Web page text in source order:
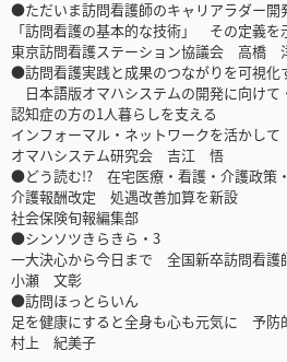
●ただいま訪問看護師のキャリアラダー開
「訪問看護の基本的な技術」 その定義を
東京訪問看護ステーション協議会 高橋
●訪問看護実践と成果のつながりを可視化
日本語版オマハシステムの開発に向けて
認知症の方の1人暮らしを支える
インフォーマル・ネットワークを活かして
オマハシステム研究会 吉江 悟
●どう読む!? 在宅医療・看護・介護政策
介護報酬改定 処遇改善加算を新設
社会保険旬報編集部
●シンソツきらきら・3
一大決心から今日まで 全国新卒訪問看護
小瀬 文彰
●訪問ほっとらいん
足を健康にすると全身も心も元気に 予防
村上 紀美子